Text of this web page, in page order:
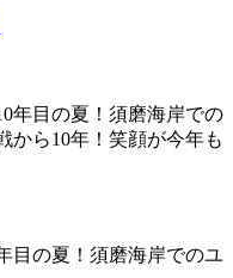
目の夏！須磨海岸でのユ